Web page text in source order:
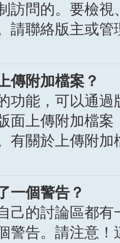
訪問的。要檢
請聯絡版主或管
傳附加檔案？
功能，可以通
面上傳附加檔
有關於上傳附
一個警告？
己的討論區都
警告。請注意